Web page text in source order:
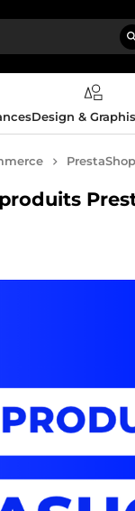
Design &
PrestaShop